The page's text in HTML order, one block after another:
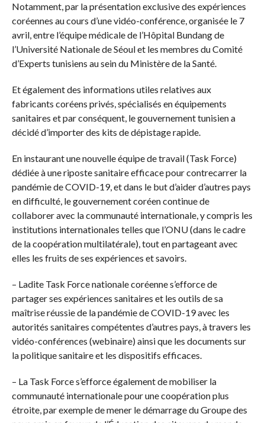
Notamment, par la présentation exclusive des expériences
coréennes au cours d’une vidéo-conférence, organisée le 7
avril, entre l’équipe médicale de l’Hôpital Bundang de
l’Université Nationale de Séoul et les membres du Comité
d’Experts tunisiens au sein du Ministère de la Santé.
Et également des informations utiles relatives aux
fabricants coréens privés, spécialisés en équipements
sanitaires et par conséquent, le gouvernement tunisien a
décidé d’importer des kits de dépistage rapide.
En instaurant une nouvelle équipe de travail (Task Force)
dédiée à une riposte sanitaire efficace pour contrecarrer la
pandémie de COVID-19, et dans le but d’aider d’autres pays
en difficulté, le gouvernement coréen continue de
collaborer avec la communauté internationale, y compris les
institutions internationales telles que l’ONU (dans le cadre
de la coopération multilatérale), tout en partageant avec
elles les fruits de ses expériences et savoirs.
– Ladite Task Force nationale coréenne s’efforce de
partager ses expériences sanitaires et les outils de sa
maîtrise réussie de la pandémie de COVID-19 avec les
autorités sanitaires compétentes d’autres pays, à travers les
vidéo-conférences (webinaire) ainsi que les documents sur
la politique sanitaire et les dispositifs efficaces.
– La Task Force s’efforce également de mobiliser la
communauté internationale pour une coopération plus
étroite, par exemple de mener le démarrage du Groupe des